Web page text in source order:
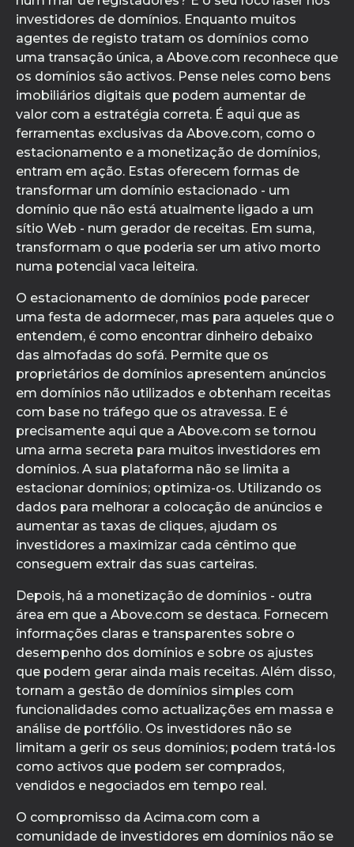
investidores de domínios. Enquanto muitos
agentes de registo tratam os domínios como
uma transação única, a Above.com reconhece que
os domínios são activos. Pense neles como bens
imobiliários digitais que podem aumentar de
valor com a estratégia correta. É aqui que as
ferramentas exclusivas da Above.com, como o
estacionamento e a monetização de domínios,
entram em ação. Estas oferecem formas de
transformar um domínio estacionado - um
domínio que não está atualmente ligado a um
sítio Web - num gerador de receitas. Em suma,
transformam o que poderia ser um ativo morto
numa potencial vaca leiteira.
O estacionamento de domínios pode parecer
uma festa de adormecer, mas para aqueles que o
entendem, é como encontrar dinheiro debaixo
das almofadas do sofá. Permite que os
proprietários de domínios apresentem anúncios
em domínios não utilizados e obtenham receitas
com base no tráfego que os atravessa. E é
precisamente aqui que a Above.com se tornou
uma arma secreta para muitos investidores em
domínios. A sua plataforma não se limita a
estacionar domínios; optimiza-os. Utilizando os
dados para melhorar a colocação de anúncios e
aumentar as taxas de cliques, ajudam os
investidores a maximizar cada cêntimo que
conseguem extrair das suas carteiras.
Depois, há a monetização de domínios - outra
área em que a Above.com se destaca. Fornecem
informações claras e transparentes sobre o
desempenho dos domínios e sobre os ajustes
que podem gerar ainda mais receitas. Além disso,
tornam a gestão de domínios simples com
funcionalidades como actualizações em massa e
análise de portfólio. Os investidores não se
limitam a gerir os seus domínios; podem tratá-los
como activos que podem ser comprados,
vendidos e negociados em tempo real.
O compromisso da Acima.com com a
comunidade de investidores em domínios não se